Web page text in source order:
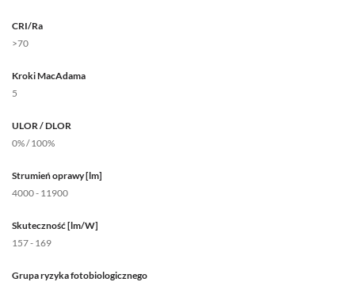
CRI/Ra
>70
Kroki MacAdama
5
ULOR / DLOR
0% / 100%
Strumień oprawy [lm]
4000 - 11900
Skuteczność [lm/W]
157 - 169
Grupa ryzyka fotobiologicznego